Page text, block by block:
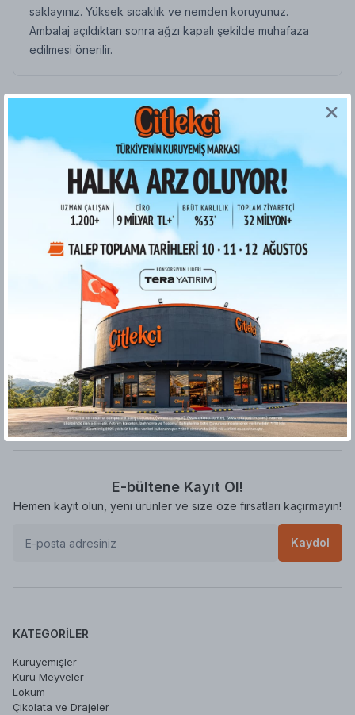
saklayınız. Yüksek sıcaklık ve nemden koruyunuz.
Ambalaj açıldıktan sonra ağzı kapalı şekilde muhafaza
edilmesi önerilir.
Nane Limon Çayı 250 gr
(22)
Sepete Ekle
Oreolu Sadrazam Lokum
(11)
₺ 314.50
Sepete Ekle
Müşteri Yorumları
Ürünü Değerlendir
Ürün henüz değerlendirilmemiş
E-bültene Kayıt Ol!
Hemen kayıt olun, yeni ürünler ve size öze fırsatları kaçırmayın!
Kaydol
KATEGORILER
Kuruyemişler
Kuru Meyveler
Lokum
Çikolata ve Drajeler